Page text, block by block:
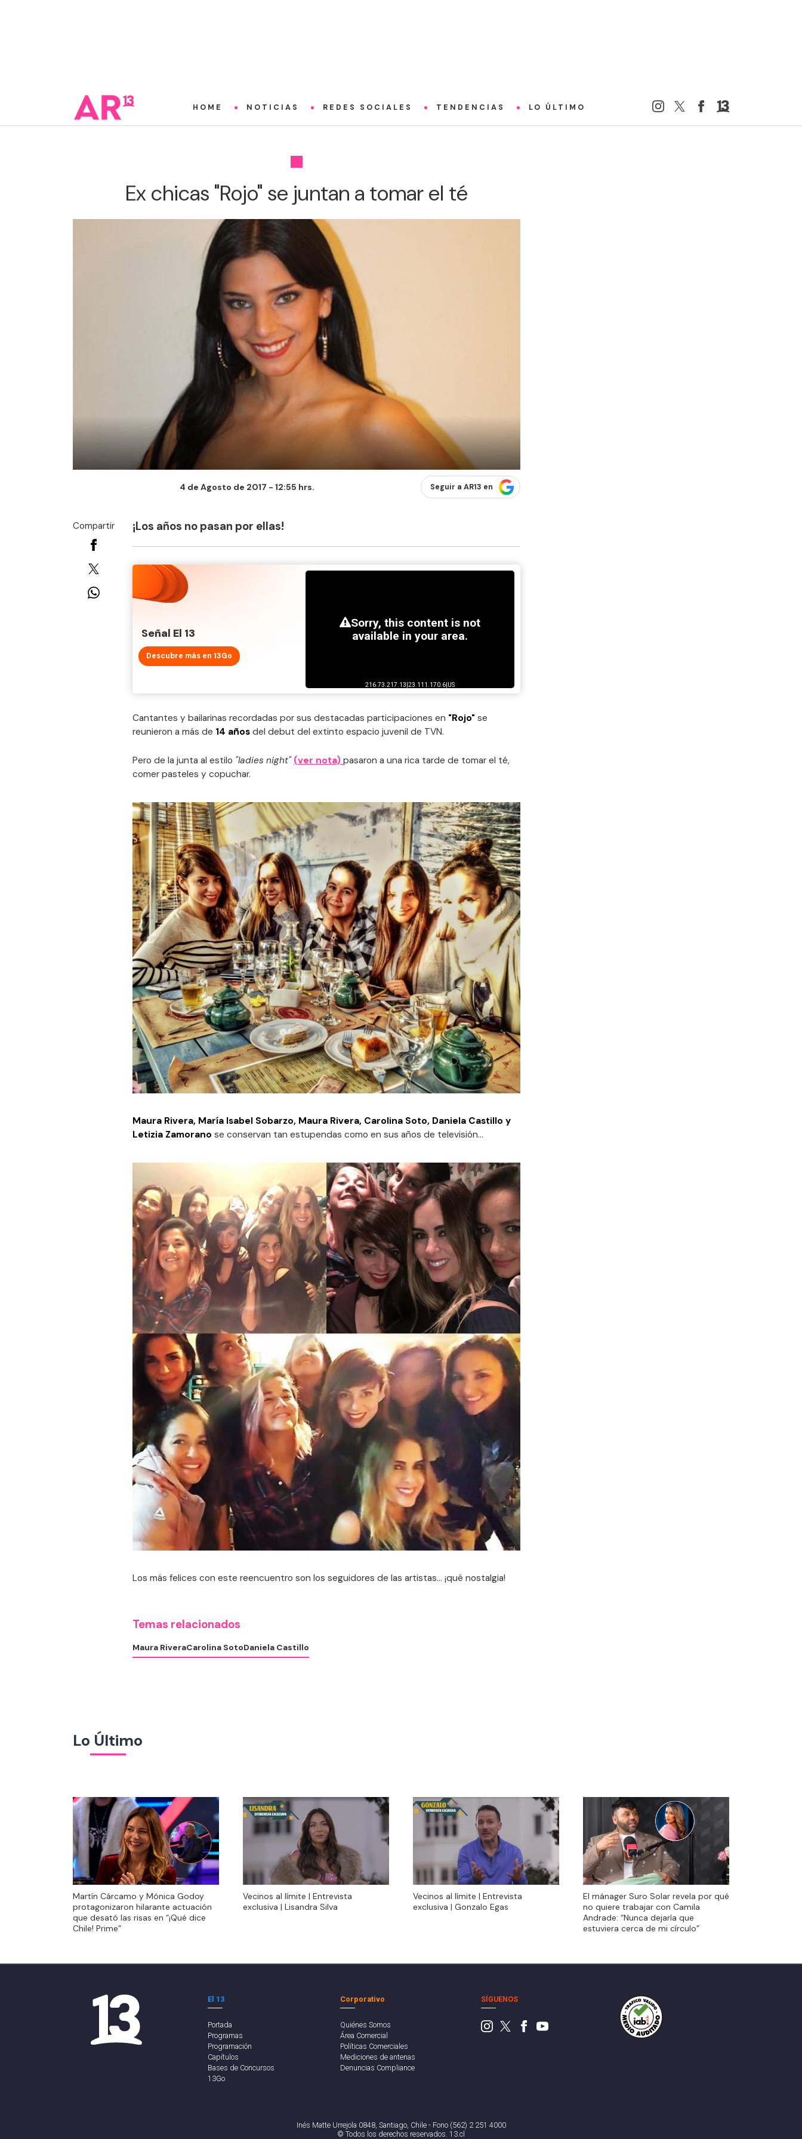
HOME NOTICIAS REDES SOCIALES TENDENCIAS LO ÚLTIMO
Ex chicas "Rojo" se juntan a tomar el té
4 de Agosto de 2017 - 12:55 hrs. Seguir a AR13 en
Compartir ¡Los años no pasan por ellas!
Señal El 13
Descubre más en 13Go
Cantantes y bailarinas recordadas por sus destacadas participaciones en "Rojo" se
reunieron a más de 14 años del debut del extinto espacio juvenil de TVN.
Pero de la junta al estilo "ladies night" (ver nota) pasaron a una rica tarde de tomar el té,
comer pasteles y copuchar.
Maura Rivera, María Isabel Sobarzo, Maura Rivera, Carolina Soto, Daniela Castillo y
Letizia Zamorano se conservan tan estupendas como en sus años de televisión...
Los más felices con este reencuentro son los seguidores de las artistas... ¡qué nostalgia!
Temas relacionados
Maura RiveraCarolina SotoDaniela Castillo
Lo Último
protagonizaron hilarante actuación
que desató las risas en “¡Qué dice
Chile! Prime”
Martín Cárcamo y Mónica Godoy
protagonizaron hilarante actuación
que desató las risas en “¡Qué dice
Chile! Prime”
exclusiva | Lisandra Silva
Vecinos al límite | Entrevista
exclusiva | Lisandra Silva
exclusiva | Gonzalo Egas
Vecinos al límite | Entrevista
exclusiva | Gonzalo Egas
El mánager Suro Solar revela por qué
no quiere trabajar con Camila
Andrade: “Nunca dejaría que
estuviera cerca de mi círculo”
El 13
Portada
Programas
Programación
Capítulos
Bases de Concursos
13Go
Corporativo
Quiénes Somos
Área Comercial
Políticas Comerciales
Mediciones de antenas
Denuncias Compliance
SÍGUENOS
Inés Matte Urrejola 0848, Santiago, Chile - Fono (562) 2 251 4000
© Todos los derechos reservados. 13.cl